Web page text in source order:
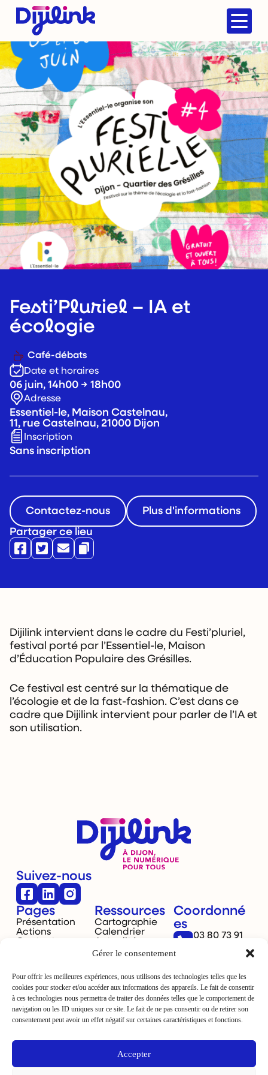
Gérer le consentement
Pour offrir les meilleures expériences, nous utilisons des technologies telles que les
cookies pour stocker et/ou accéder aux informations des appareils. Le fait de consentir
à ces technologies nous permettra de traiter des données telles que le comportement de
navigation ou les ID uniques sur ce site. Le fait de ne pas consentir ou de retirer son
consentement peut avoir un effet négatif sur certaines caractéristiques et fonctions.
Accepter
Café-débats
Festi’Pluriel – IA et
écologie
Date et horaires
06 juin, 14h00 → 18h00
Adresse
Essentiel-le, Maison Castelnau,
11, rue Castelnau, 21000 Dijon
Inscription
Sans inscription
Partager ce lieu
Contactez-nous Plus d'informations
Dijilink intervient dans le cadre du Festi’pluriel,
festival porté par l’Essentiel-le, Maison
d’Éducation Populaire des Grésilles.
Ce festival est centré sur la thématique de
l’écologie et de la fast-fashion. C’est dans ce
cadre que Dijilink intervient pour parler de l’IA et
son utilisation.
Suivez-nous
Pages
Présentation
Actions
Ressources
Cartographie
Calendrier
Coordonné
es
03 80 73 91
La Ville de Dijon est le financeur
de Dijilink.